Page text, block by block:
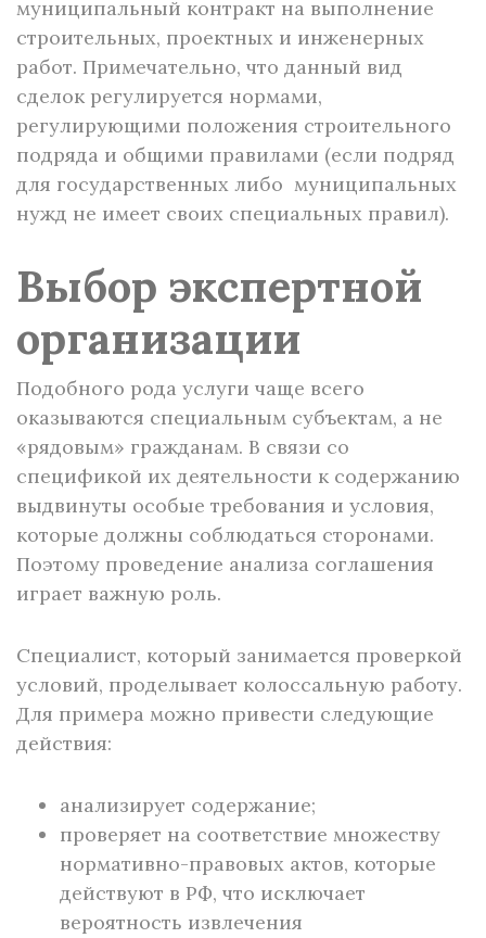
муниципальный контракт на выполнение
строительных, проектных и инженерных
работ. Примечательно, что данный вид
сделок регулируется нормами,
регулирующими положения строительного
подряда и общими правилами (если подряд
для государственных либо муниципальных
нужд не имеет своих специальных правил).
Выбор экспертной
организации
Подобного рода услуги чаще всего
оказываются специальным субъектам, а не
«рядовым» гражданам. В связи со
спецификой их деятельности к содержанию
выдвинуты особые требования и условия,
которые должны соблюдаться сторонами.
Поэтому проведение анализа соглашения
играет важную роль.
Специалист, который занимается проверкой
условий, проделывает колоссальную работу.
Для примера можно привести следующие
действия:
анализирует содержание;
проверяет на соответствие множеству
нормативно-правовых актов, которые
действуют в РФ, что исключает
вероятность извлечения